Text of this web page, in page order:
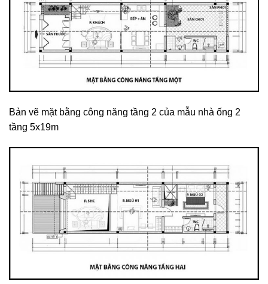
Bản vẽ mặt bằng công năng tầng 2 của mẫu nhà ống 2
tầng 5x19m